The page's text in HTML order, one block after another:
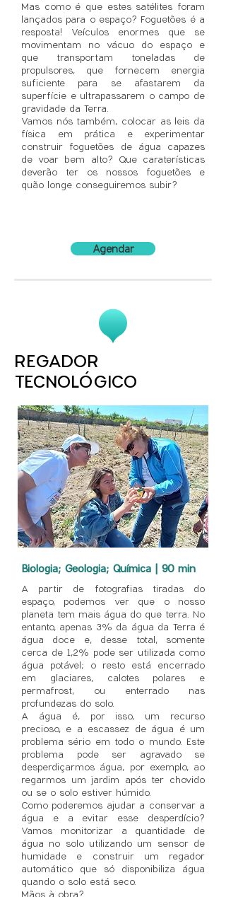
Mas como é que estes satélites foram
lançados para o espaço? Foguetões é a
resposta! Veículos enormes que se
movimentam no vácuo do espaço e
que transportam toneladas de
propulsores, que fornecem energia
suficiente para se afastarem da
superfície e ultrapassarem o campo de
gravidade da Terra.
Vamos nós também, colocar as leis da
física em prática e experimentar
construir foguetões de água capazes
de voar bem alto? Que caraterísticas
deverão ter os nossos foguetões e
quão longe conseguiremos subir?
Agendar
REGADOR
TECNOLÓGICO
Biologia; Geologia; Química | 90 min
A partir de fotografias tiradas do
espaço, podemos ver que o nosso
planeta tem mais água do que terra. No
entanto, apenas 3% da água da Terra é
água doce e, desse total, somente
cerca de 1,2% pode ser utilizada como
água potável; o resto está encerrado
em glaciares, calotes polares e
permafrost, ou enterrado nas
profundezas do solo.
A água é, por isso, um recurso
precioso, e a escassez de água é um
problema sério em todo o mundo. Este
problema pode ser agravado se
desperdiçarmos água, por exemplo, ao
regarmos um jardim após ter chovido
ou se o solo estiver húmido.
Como poderemos ajudar a conservar a
água e a evitar esse desperdício?
Vamos monitorizar a quantidade de
água no solo utilizando um sensor de
humidade e construir um regador
automático que só disponibiliza água
quando o solo está seco.
Mãos à obra?